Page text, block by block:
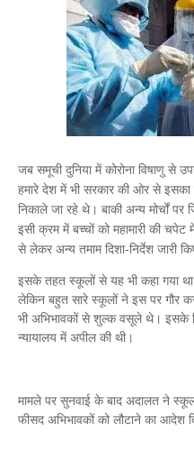
जब समूची दुनिया में कोरोना विषाणु से
हमारे देश में भी सरकार की ओर से इसका
निकाले जा रहे थे। बाकी अन्य मोर्चों
इसी क्रम में बच्चों को महामारी की
से लेकर अन्य तमाम दिशा-निर्देश जारी
इसके तहत स्कूलों से यह भी कहा गया
लेकिन बहुत सारे स्कूलों ने इस पर गौर
भी अभिभावकों से शुल्क वसूले थे। इसके
न्यायालय में अपील की थी।
मामले पर सुनवाई के बाद अदालत ने
फीसद अभिभावकों को लौटाने का आदेश